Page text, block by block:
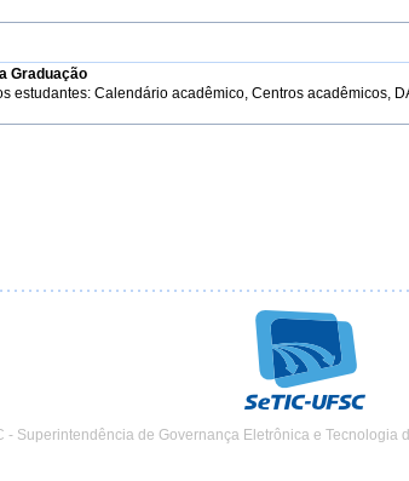
Graduação
estudantes: Calendário acadêmico, Centros acadêmicos,
- Superintendência de Governança Eletrônica e Tecnologia